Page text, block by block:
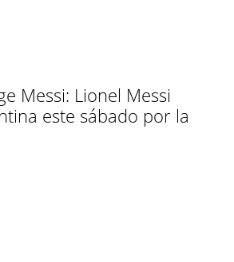
Messi: Lionel Messi
este sábado por la